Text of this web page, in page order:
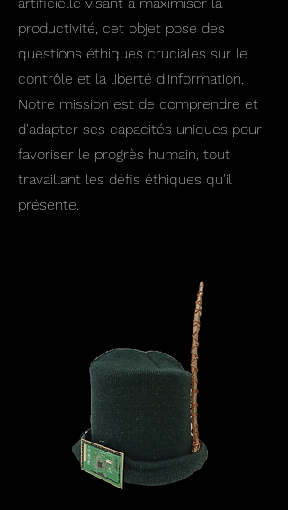
productivité, cet objet pose des
questions éthiques cruciales sur le
contrôle et la liberté d'information.
Notre mission est de comprendre et
d'adapter ses capacités uniques pour
favoriser le progrès humain, tout
travaillant les défis éthiques qu'il
présente.